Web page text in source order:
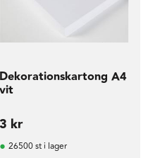
Dekorationskartong A4
vit
3 kr
26500 st i lager